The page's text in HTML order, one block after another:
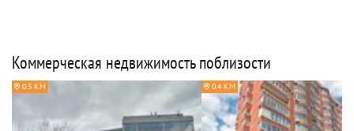
Коммерческая недвижимость поблизости
0.3 КМ 0.4 КМ